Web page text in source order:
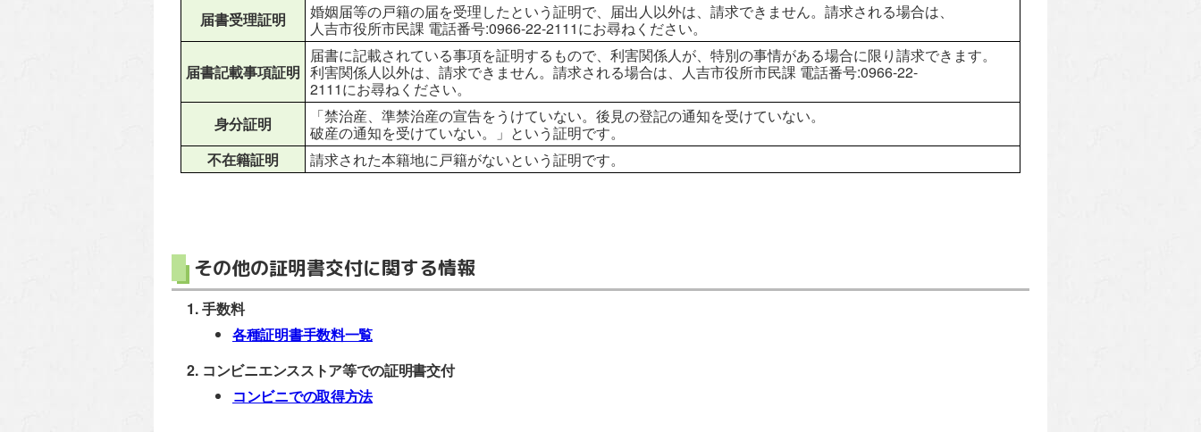
届書受理証明
婚姻届等の戸籍の届を受理したという証明で、届出人以外は、請求できません。請求される場合は、
人吉市役所市民課 電話番号:0966-22-2111にお尋ねください。
届書記載事項証明
届書に記載されている事項を証明するもので、利害関係人が、特別の事情がある場合に限り請求できます。
利害関係人以外は、請求できません。請求される場合は、人吉市役所市民課 電話番号:0966-22-
2111にお尋ねください。
身分証明
「禁治産、準禁治産の宣告をうけていない。後見の登記の通知を受けていない。
破産の通知を受けていない。」という証明です。
不在籍証明
請求された本籍地に戸籍がないという証明です。
その他の証明書交付に関する情報
手数料
各種証明書手数料一覧
コンビニエンスストア等での証明書交付
コンビニでの取得方法